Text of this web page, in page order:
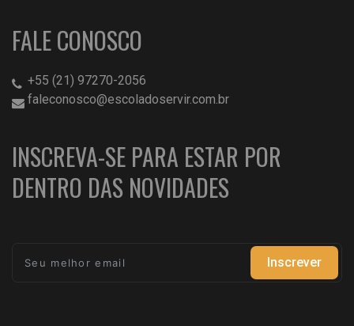
FALE CONOSCO
+55 (21) 97270-2056
faleconosco@escoladoservir.com.br
INSCREVA-SE PARA ESTAR POR
DENTRO DAS NOVIDADES
Inscrever